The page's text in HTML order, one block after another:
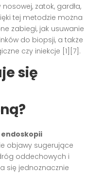
zatok, gardła,
tej metodzie można
zabiegi, jak usuwanie
do biopsji, a także
czy iniekcje [1][7].
się
endoskopii
objawy sugerujące
oddechowych i
się jednoznacznie